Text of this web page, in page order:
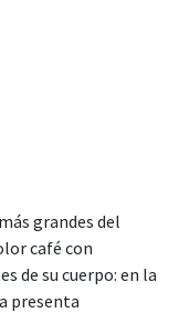
grandes del
café con
de su cuerpo: en la
presenta